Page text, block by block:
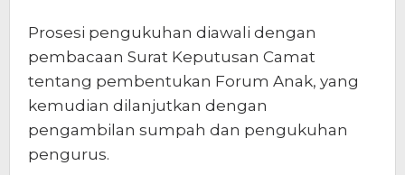
Prosesi pengukuhan diawali dengan
pembacaan Surat Keputusan Camat
tentang pembentukan Forum Anak, yang
kemudian dilanjutkan dengan
pengambilan sumpah dan pengukuhan
pengurus.